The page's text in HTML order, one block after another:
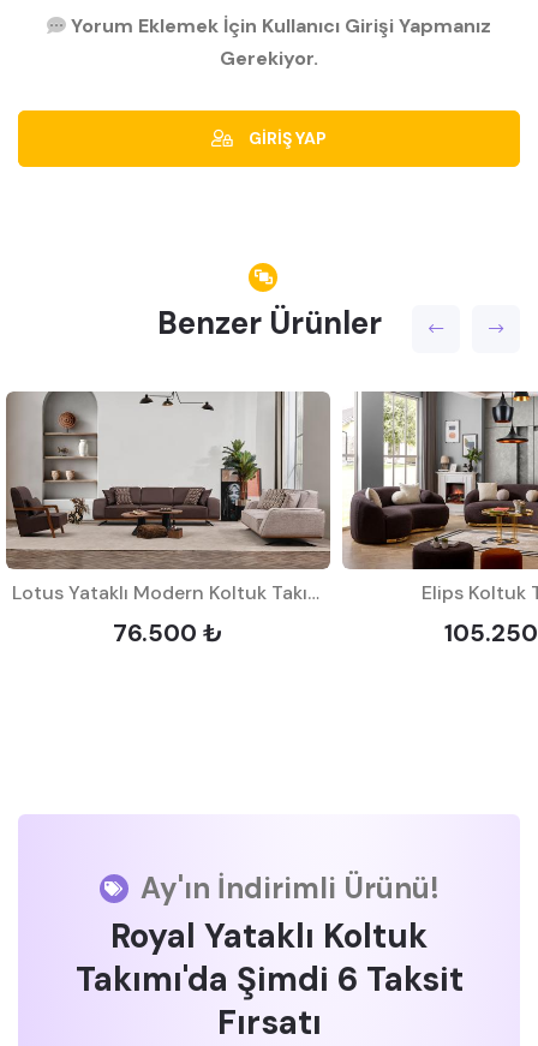
Yorum Eklemek İçin Kullanıcı Girişi Yapmanız
Gerekiyor.
GİRİŞ YAP
Benzer Ürünler
Lotus Yataklı Modern Koltuk Takımı
76.500 ₺
Elips Koltuk
Ay'ın İndirimli Ürünü!
Royal Yataklı Koltuk
Takımı'da Şimdi 6 Taksit
Fırsatı